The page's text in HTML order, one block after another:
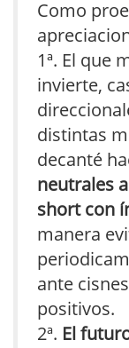
Como
1ª. El que
invierte,
distintas
decanté
neutrales
short con
manera
ante
positivos.
2ª. El